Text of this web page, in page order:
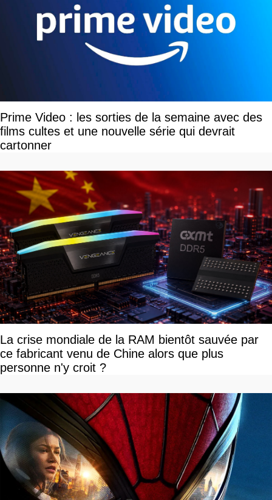
Prime Video : les sorties de la semaine avec des
films cultes et une nouvelle série qui devrait
cartonner
La crise mondiale de la RAM bientôt sauvée par
ce fabricant venu de Chine alors que plus
personne n'y croit ?